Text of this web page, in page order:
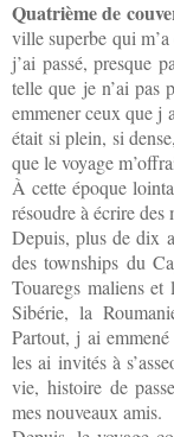
Quatrième de
ville superbe qui
j’ai passé, presque
telle que je n’ai pas
emmener ceux que j
était si plein, si
que le voyage
À cette époque
résoudre à écrire
Depuis, plus de dix
des townships du
Touaregs maliens
Sibérie, la
Partout, j ai
les ai invités à
vie, histoire de
mes nouveaux amis.